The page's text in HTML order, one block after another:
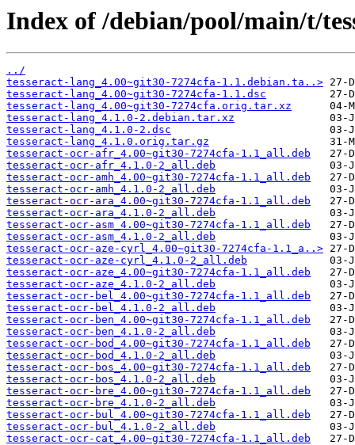
Index of /debian/pool/main/t/
../
tesseract-lang_4.00~git30-7274cfa-1.1.debian.ta..>
tesseract-lang_4.00~git30-7274cfa-1.1.dsc
tesseract-lang_4.00~git30-7274cfa.orig.tar.xz
tesseract-lang_4.1.0-2.debian.tar.xz
tesseract-lang_4.1.0-2.dsc
tesseract-lang_4.1.0.orig.tar.gz
tesseract-ocr-afr_4.00~git30-7274cfa-1.1_all.deb
tesseract-ocr-afr_4.1.0-2_all.deb
tesseract-ocr-amh_4.00~git30-7274cfa-1.1_all.deb
tesseract-ocr-amh_4.1.0-2_all.deb
tesseract-ocr-ara_4.00~git30-7274cfa-1.1_all.deb
tesseract-ocr-ara_4.1.0-2_all.deb
tesseract-ocr-asm_4.00~git30-7274cfa-1.1_all.deb
tesseract-ocr-asm_4.1.0-2_all.deb
tesseract-ocr-aze-cyrl_4.00~git30-7274cfa-1.1_a..>
tesseract-ocr-aze-cyrl_4.1.0-2_all.deb
tesseract-ocr-aze_4.00~git30-7274cfa-1.1_all.deb
tesseract-ocr-aze_4.1.0-2_all.deb
tesseract-ocr-bel_4.00~git30-7274cfa-1.1_all.deb
tesseract-ocr-bel_4.1.0-2_all.deb
tesseract-ocr-ben_4.00~git30-7274cfa-1.1_all.deb
tesseract-ocr-ben_4.1.0-2_all.deb
tesseract-ocr-bod_4.00~git30-7274cfa-1.1_all.deb
tesseract-ocr-bod_4.1.0-2_all.deb
tesseract-ocr-bos_4.00~git30-7274cfa-1.1_all.deb
tesseract-ocr-bos_4.1.0-2_all.deb
tesseract-ocr-bre_4.00~git30-7274cfa-1.1_all.deb
tesseract-ocr-bre_4.1.0-2_all.deb
tesseract-ocr-bul_4.00~git30-7274cfa-1.1_all.deb
tesseract-ocr-bul_4.1.0-2_all.deb
tesseract-ocr-cat_4.00~git30-7274cfa-1.1_all.deb